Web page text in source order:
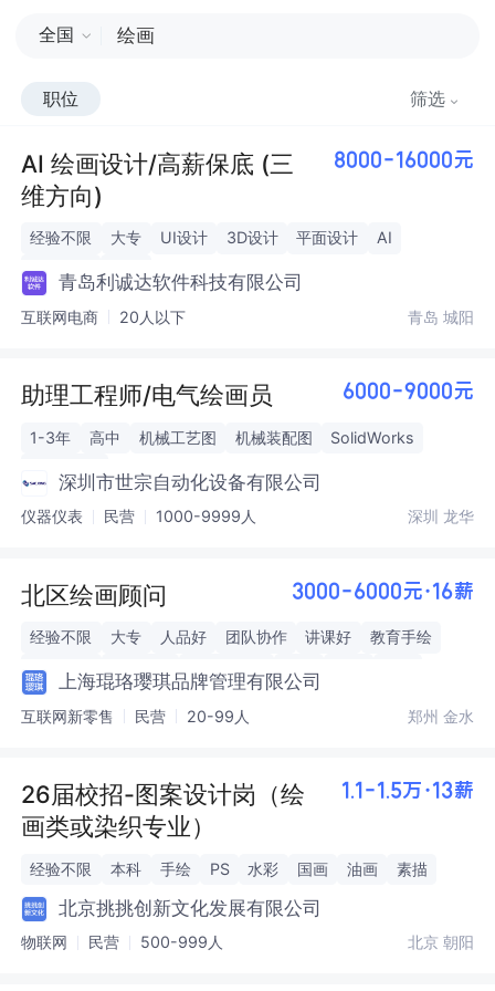
全国
职位 筛选
AI 绘画设计/高薪保底 (三
维方向)
8000-16000元
经验不限 大专 UI设计 3D设计 平面设计
AI
3D MAX
C4D
青岛利诚达软件科技有限公司
互联网电商 20人以下 青岛 城阳
助理工程师/电气绘画员 6000-9000元
1-3年 高中 机械工艺图 机械装配图
SolidWorks
深圳市世宗自动化设备有限公司
仪器仪表 民营 1000-9999人 深圳 龙华
北区绘画顾问 3000-6000元·16薪
经验不限 大专 人品好 团队协作 讲课好
教育手绘
儿童手绘
Q版手绘 二次元手绘 素描
上海琨珞璎琪品牌管理有限公司
互联网新零售 民营 20-99人 郑州 金水
26届校招-图案设计岗（绘
画类或染织专业）
1.1-1.5万·13薪
经验不限 本科 手绘 PS 水彩 国画 油画 素描
北京挑挑创新文化发展有限公司
物联网 民营 500-999人 北京 朝阳